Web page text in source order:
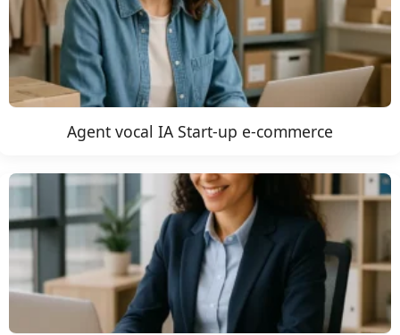
Agent vocal IA Start-up e-commerce